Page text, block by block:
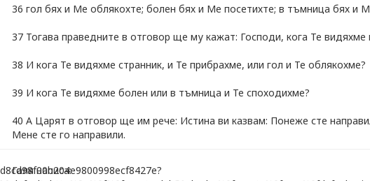
36 гол бях и Ме облякохте; болен бях и Ме посетихте; в тъмница бях и
37 Тогава праведните в отговор ще му кажат: Господи, кога Те
38 И кога Те видяхме странник, и Те прибрахме, или гол и Те облякохме?
39 И кога Те видяхме болен или в тъмница и Те споходихме?
40 А Царят в отговор ще им рече: Истина ви казвам: Понеже сте
Мене сте го направили.
Галя написа: